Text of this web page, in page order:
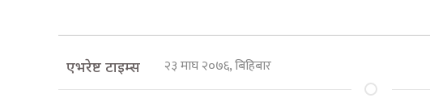
एभरेष्ट टाइम्स २३ माघ २०७६, बिहिबार